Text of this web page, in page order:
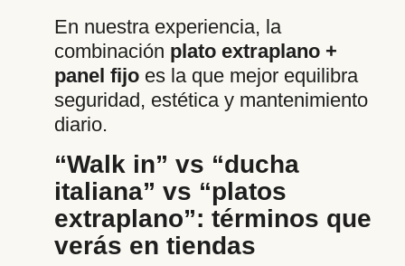
En nuestra experiencia, la
combinación plato extraplano +
panel fijo es la que mejor equilibra
seguridad, estética y mantenimiento
diario.
“Walk in” vs “ducha
italiana” vs “platos
extraplano”: términos que
verás en tiendas